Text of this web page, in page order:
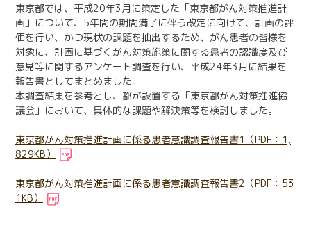
東京都の取組
医療従事者の方へ
日本語
English
한국어
简体中文
繁體中文
閉じる
東京都では、平成20年3月に策定した「東京都がん対策推進計
画」について、5年間の期間満了に伴う改定に向けて、計画の評
価を行い、かつ現状の課題を抽出するため、がん患者の皆様を
対象に、計画に基づくがん対策施策に関する患者の認識度及び
意見等に関するアンケート調査を行い、平成24年3月に結果を
報告書としてまとめました。
本調査結果を参考とし、都が設置する「東京都がん対策推進協
議会」において、具体的な課題や解決策等を検討しました。
東京都がん対策推進計画に係る患者意識調査報告書1（PDF：1,
829KB）
東京都がん対策推進計画に係る患者意識調査報告書2（PDF：53
1KB）